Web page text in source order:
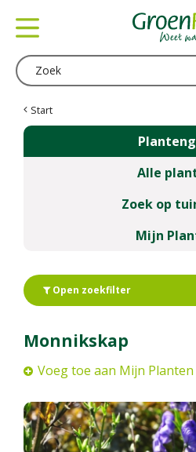
Start
Alle
Zoek op
Mijn
Open zoekfilter
Monnikskap
Voeg toe aan Mijn Planten